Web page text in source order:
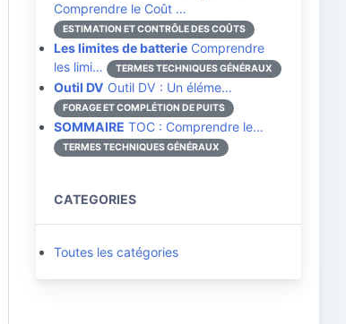
Comprendre le Coût …
ESTIMATION ET CONTRÔLE DES COÛTS
Les limites de batterie Comprendre
les limi…
TERMES TECHNIQUES GÉNÉRAUX
Outil DV Outil DV : Un éléme…
FORAGE ET COMPLÉTION DE PUITS
SOMMAIRE TOC : Comprendre le…
TERMES TECHNIQUES GÉNÉRAUX
CATEGORIES
Toutes les catégories